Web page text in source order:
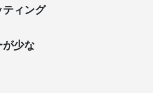
ティング
が少な